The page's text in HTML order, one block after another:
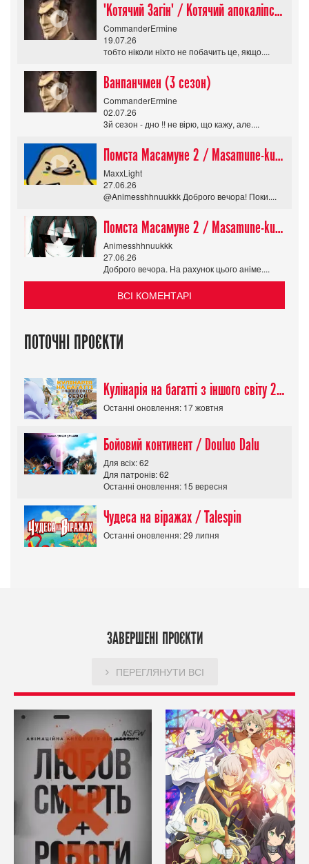
"Котячий Загін" / Котячий апокаліпсис / Cat Shit One
CommanderErmine
19.07.26
тобто ніколи ніхто не побачить це, якщо....
Ванпанчмен (3 сезон)
CommanderErmine
02.07.26
3й сезон - дно !! не вірю, що кажу, але....
Помста Масамуне 2 / Masamune-kun no Revenge R
MaxxLight
27.06.26
@Animesshhnuukkk Доброго вечора! Поки....
Помста Масамуне 2 / Masamune-kun no Revenge R
Animesshhnuukkk
27.06.26
Доброго вечора. На рахунок цього аніме....
ВСІ КОМЕНТАРІ
ПОТОЧНІ ПРОЄКТИ
Кулінарія на багатті з іншого світу 2 сезон/ Tondemo Skill de Isekai Hourou
Останні оновлення: 17 жовтня
Бойовий континент / Douluo Dalu
Для всіх: 62
Для патронів: 62
Останні оновлення: 15 вересня
Чудеса на віражах / Talespin
Останні оновлення: 29 липня
ЗАВЕРШЕНІ ПРОЄКТИ
ПЕРЕГЛЯНУТИ ВСІ